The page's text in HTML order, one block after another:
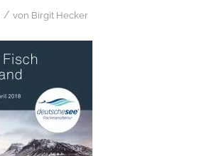
/ von Birgit Hecker